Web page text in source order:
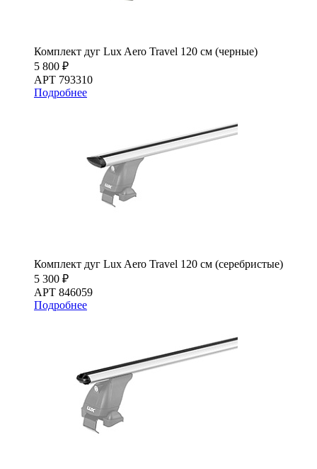
Комплект дуг Lux Aero Travel 120 см (черные)
5 800 ₽
АРТ 793310
Подробнее
Комплект дуг Lux Aero Travel 120 см (серебристые)
5 300 ₽
АРТ 846059
Подробнее